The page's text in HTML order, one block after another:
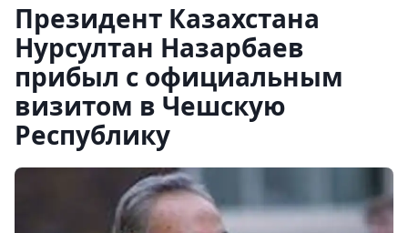
Президент Казахстана
Нурсултан Назарбаев
прибыл с официальным
визитом в Чешскую
Республику